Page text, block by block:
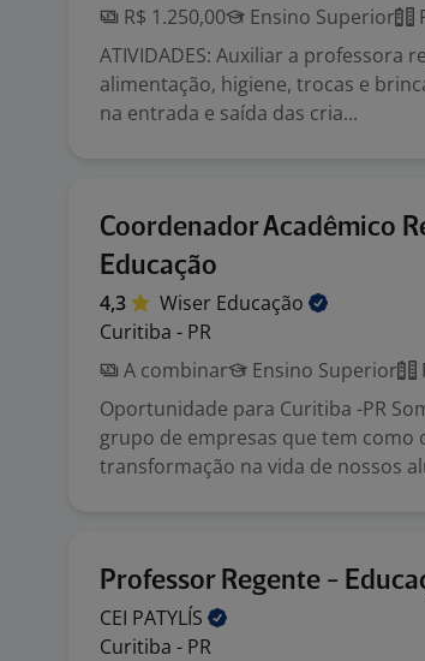
R$ 1.250,00
Ensino Superior
ATIVIDADES: Auxiliar a professora
alimentação, higiene, trocas e
na entrada e saída das cria...
Coordenador Acadêmico
Educação
4,3 Wiser Educação
Curitiba - PR
A combinar
Ensino Superior
Oportunidade para Curitiba -PR
grupo de empresas que tem como
transformação na vida de nossos
Professor Regente -
CEI PATYLÍS
Curitiba - PR